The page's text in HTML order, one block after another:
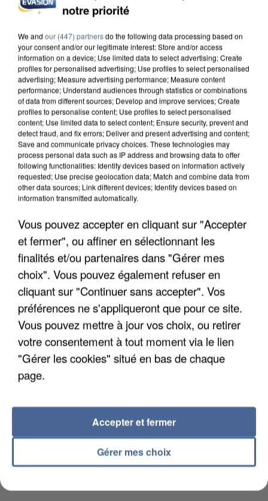
L’UN DES FONDATEURS SUPPOSÉS DE LA DZ
UN SECOND CADRE DE LA DZ MAFIA
INTERPELLÉ EN ALGÉRIE
notre priorité
We and our (447) partnersdo the following data processing based on
your consent and/or our legitimate interest: Store and/or access
information on a device; Use limited data to select advertising; Create
profiles for personalised advertising; Use profiles to select personalised
advertising; Measure advertising performance; Measure content
performance; Understand audiences through statistics or combinations
of data from different sources; Develop and improve services; Create
profiles to personalise content; Use profiles to select personalised
content; Use limited data to select content; Ensure security, prevent and
detect fraud, and fix errors; Deliver and present advertising and content;
Save and communicate privacy choices. These technologies may
process personal data such as IP address and browsing data to offer
following functionalities: Identify devices based on information actively
requested; Use precise geolocation data; Match and combine data from
other data sources; Link different devices; Identify devices based on
information transmitted automatically.
Vous pouvez accepter en cliquant sur "Accepter
et fermer", ou affiner en sélectionnant les
finalités et/ou partenaires dans "Gérer mes
choix". Vous pouvez également refuser en
cliquant sur "Continuer sans accepter". Vos
préférences ne s'appliqueront que pour ce site.
Vous pouvez mettre à jour vos choix, ou retirer
votre consentement à tout moment via le lien
"Gérer les cookies" situé en bas de chaque
page.
Gérer mes choix
Accepter et fermer